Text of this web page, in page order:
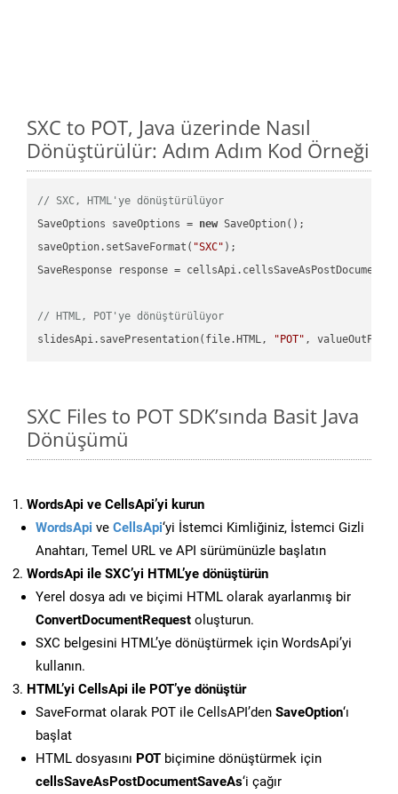
SXC to POT, Java üzerinde Nasıl
Dönüştürülür: Adım Adım Kod Örneği
// SXC, HTML'ye dönüştürülüyor
SaveOptions saveOptions = new SaveOption();
saveOption.setSaveFormat( "SXC" );
SaveResponse response =
// HTML, POT'ye dönüştürülüyor
slidesApi.savePresentation(file.HTML,
"POT"
SXC Files to POT SDK’sında Basit Java
Dönüşümü
WordsApi ve CellsApi’yi kurun
WordsApi ve CellsApi‘yi İstemci Kimliğiniz, İstemci Gizli
Anahtarı, Temel URL ve API sürümünüzle başlatın
WordsApi ile SXC’yi HTML’ye dönüştürün
Yerel dosya adı ve biçimi HTML olarak ayarlanmış bir
ConvertDocumentRequest oluşturun.
SXC belgesini HTML’ye dönüştürmek için WordsApi’yi
kullanın.
HTML’yi CellsApi ile POT’ye dönüştür
SaveFormat olarak POT ile CellsAPI’den SaveOption‘ı
başlat
HTML dosyasını POT biçimine dönüştürmek için
cellsSaveAsPostDocumentSaveAs‘i çağır